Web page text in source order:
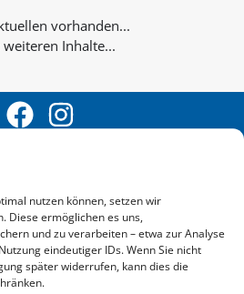
nutzen können, setzen wir
Diese ermöglichen es uns,
und zu verarbeiten – etwa zur Analyse
eindeutiger IDs. Wenn Sie nicht
später widerrufen, kann dies die
weiteren Inhalte...
zu-Klampen!-Verlagsprogramm.
– einfach direkt online